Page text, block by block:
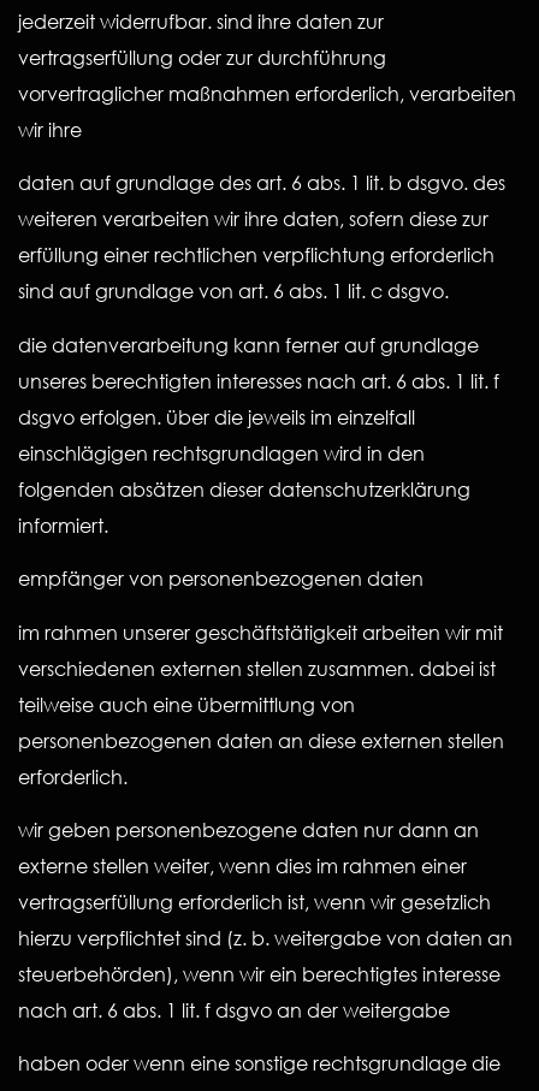
jederzeit widerrufbar. sind ihre daten zur
vertragserfüllung oder zur durchführung
vorvertraglicher maßnahmen erforderlich, verarbeiten
wir ihre
daten auf grundlage des art. 6 abs. 1 lit. b dsgvo. des
weiteren verarbeiten wir ihre daten, sofern diese zur
erfüllung einer rechtlichen verpflichtung erforderlich
sind auf grundlage von art. 6 abs. 1 lit. c dsgvo.
die datenverarbeitung kann ferner auf grundlage
unseres berechtigten interesses nach art. 6 abs. 1 lit. f
dsgvo erfolgen. über die jeweils im einzelfall
einschlägigen rechtsgrundlagen wird in den
folgenden absätzen dieser datenschutzerklärung
informiert.
empfänger von personenbezogenen daten
im rahmen unserer geschäftstätigkeit arbeiten wir mit
verschiedenen externen stellen zusammen. dabei ist
teilweise auch eine übermittlung von
personenbezogenen daten an diese externen stellen
erforderlich.
wir geben personenbezogene daten nur dann an
externe stellen weiter, wenn dies im rahmen einer
vertragserfüllung erforderlich ist, wenn wir gesetzlich
hierzu verpflichtet sind (z. b. weitergabe von daten an
steuerbehörden), wenn wir ein berechtigtes interesse
nach art. 6 abs. 1 lit. f dsgvo an der weitergabe
haben oder wenn eine sonstige rechtsgrundlage die